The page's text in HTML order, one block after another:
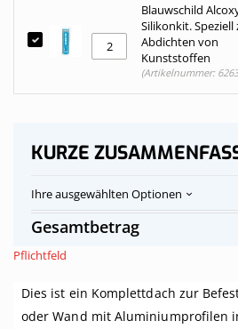
Blauwschild
Silikonkit. Speziell
Abdichten von
Kunststoffen
(Artikelnummer:
Pflichtfeld
KURZE
Ihre ausgewählten Optionen
Polycarbonat-
Stegplatten
Dach
klar
an
Mauer,
Auf
Vorrat
Gesamtbetrag
Dies ist ein Komplettdach zur
oder Wand mit Aluminiumprofilen